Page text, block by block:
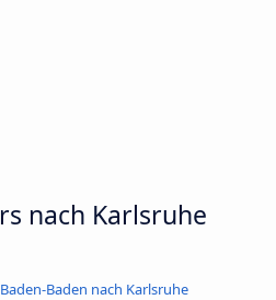
nach Karlsruhe
Baden nach Karlsruhe